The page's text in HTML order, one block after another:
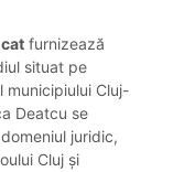
furnizează
situat pe
municipiului Cluj-
Deatcu se
juridic,
Cluj și